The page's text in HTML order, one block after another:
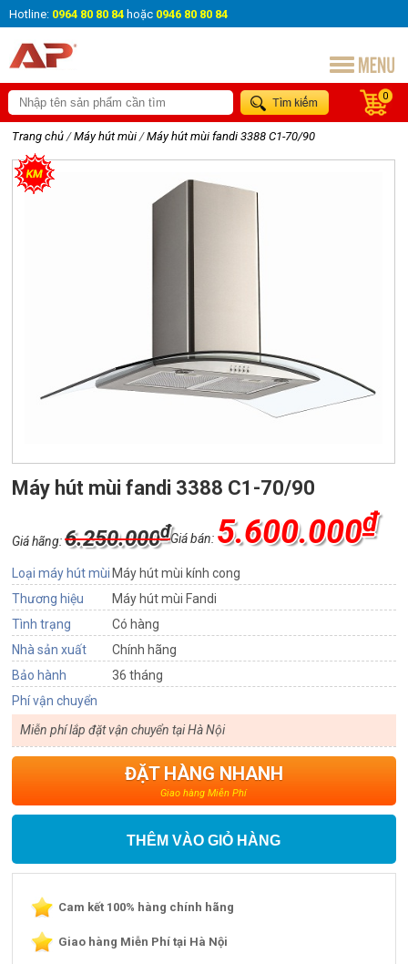
Hotline: 0964 80 80 84 hoặc 0946 80 80 84
0
Trang chủ / Máy hút mùi / Máy hút mùi fandi 3388 C1-70/90
Máy hút mùi fandi 3388 C1-70/90
Giá bán: 5.600.000₫
Giá hãng:6.250.000₫
Loại máy hút mùi Máy hút mùi kính cong
Thương hiệu
Máy hút mùi Fandi
Tình trạng
Có hàng
Nhà sản xuất
Chính hãng
Bảo hành
36 tháng
Phí vận chuyển
Miễn phí lắp đặt vận chuyển tại Hà Nội
ĐẶT HÀNG NHANH
Giao hàng Miễn Phí
THÊM VÀO GIỎ HÀNG
Cam kết 100% hàng chính hãng
Giao hàng Miễn Phí tại Hà Nội